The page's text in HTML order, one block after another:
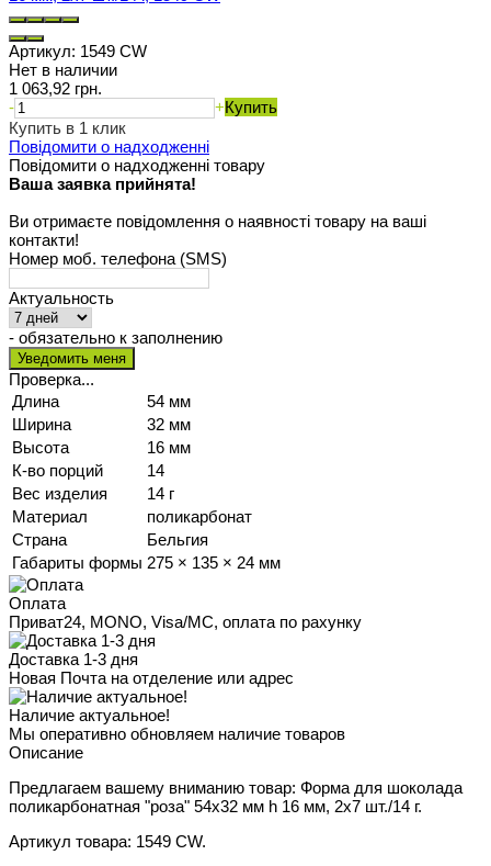
Артикул: 1549 CW
Нет в наличии
1 063,92 грн.
-
+Купить
Купить в 1 клик
Повідомити о надходженні
Повідомити о надходженні товару
Ваша заявка прийнята!
Ви отримаєте повідомлення о наявності товару на ваші
контакти!
Номер моб. телефона (SMS)
Актуальность
- обязательно к заполнению
Проверка...
Длина
54 мм
Ширина
32 мм
Высота
16 мм
К-во порций
14
Вес изделия
14 г
Материал
поликарбонат
Страна
Бельгия
Габариты формы 275 × 135 × 24 мм
Оплата
Приват24, MONO, Visa/MC, оплата по рахунку
Доставка 1-3 дня
Новая Почта на отделение или адрес
Наличие актуальное!
Мы оперативно обновляем наличие товаров
Описание
Предлагаем вашему вниманию товар: Форма для шоколада
поликарбонатная "роза" 54х32 мм h 16 мм, 2х7 шт./14 г.
Артикул товара: 1549 CW.